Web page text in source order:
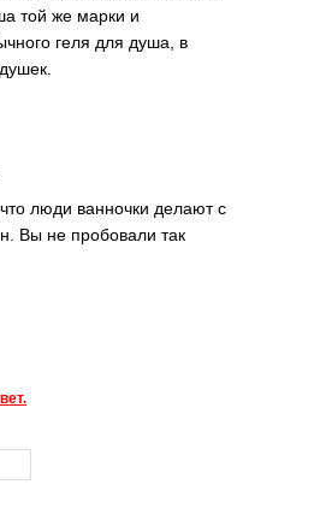
той же марки и
геля для душа, в
люди ванночки делают с
Вы не пробовали так